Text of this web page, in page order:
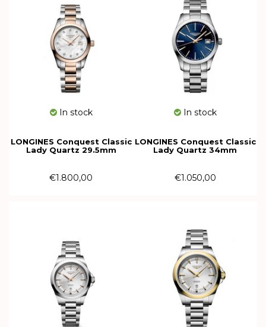
In stock
LONGINES Conquest Classic
Lady Quartz 29.5mm
€1.800,00
In stock
LONGINES Conquest Classic
Lady Quartz 34mm
€1.050,00